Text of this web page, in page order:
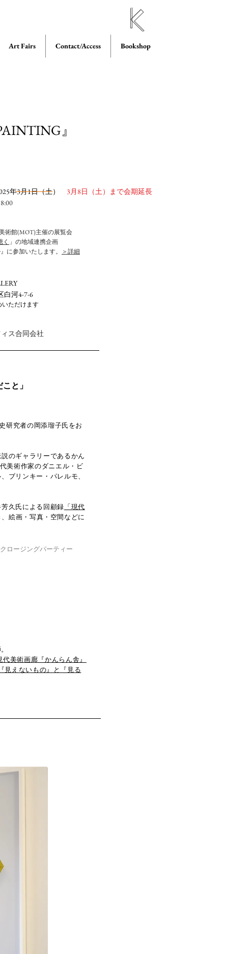
Art Fairs Contact/Access Bookshop
』
年3月1日（土） 3月8日（土）まで会期延長
術館(MOT)主催の展覧会
」の地域連携企画
』に参加いたします。
＞詳細
白河4-7-6
ただけます
ス合同会社
と」
研究者の岡添瑠子氏をお
のギャラリーであるかん
美術作家のダニエル・ビ
ブリンキー・パレルモ、
久氏による回顧録 「現代
絵画・写真・空間などに
ロージングパーティー
代美術画廊『かんらん舎』
見えないもの』と『見る